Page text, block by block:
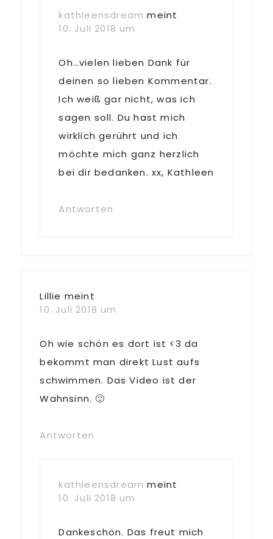
kathleensdream meint
10. Juli 2018 um
Oh…vielen lieben Dank für
deinen so lieben Kommentar.
Ich weiß gar nicht, was ich
sagen soll. Du hast mich
wirklich gerührt und ich
möchte mich ganz herzlich
bei dir bedanken. xx, Kathleen
Antworten
Lillie meint
10. Juli 2018 um
Oh wie schön es dort ist <3 da
bekommt man direkt Lust aufs
schwimmen. Das Video ist der
Wahnsinn. 🙂
Antworten
kathleensdream meint
10. Juli 2018 um
Dankeschön. Das freut mich